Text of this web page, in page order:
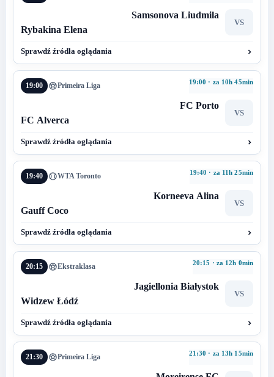
Samsonova Liudmila
VS
Rybakina Elena
Sprawdź źródła oglądania
19:00 Primeira Liga 19:00 · za 10h 45min
FC Porto
VS
FC Alverca
Sprawdź źródła oglądania
19:40 WTA Toronto 19:40 · za 11h 25min
Korneeva Alina
VS
Gauff Coco
Sprawdź źródła oglądania
20:15 Ekstraklasa 20:15 · za 12h 0min
Jagiellonia Białystok
VS
Widzew Łódź
Sprawdź źródła oglądania
21:30 Primeira Liga 21:30 · za 13h 15min